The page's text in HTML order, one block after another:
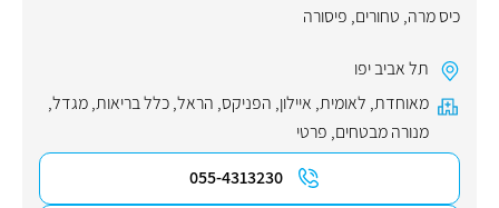
כיס מרה, טחורים, פיסורה
תל אביב יפו
מאוחדת, לאומית, איילון, הפניקס, הראל,כלל בריאות,מגדל,
מנורה מבטחים, פרטי
055-4313230